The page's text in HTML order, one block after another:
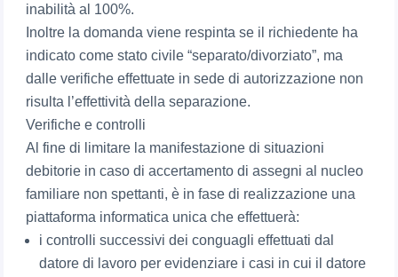
inabilità al 100%.
Inoltre la domanda viene respinta se il richiedente ha
indicato come stato civile “separato/divorziato”, ma
dalle verifiche effettuate in sede di autorizzazione non
risulta l’effettività della separazione.
Verifiche e controlli
Al fine di limitare la manifestazione di situazioni
debitorie in caso di accertamento di assegni al nucleo
familiare non spettanti, è in fase di realizzazione una
piattaforma informatica unica che effettuerà:
i controlli successivi dei conguagli effettuati dal
datore di lavoro per evidenziare i casi in cui il datore